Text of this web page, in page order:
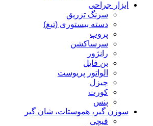
ابزار جراحی
سرنگ تزریق
دسته بیستوری (تیغ)
پروپ
سرساکشن
رانژور
بن فایل
الواتور پریوست
چیزل
کورت
پنس
سوزن گیر، هموستات، شان گیر
قیچی